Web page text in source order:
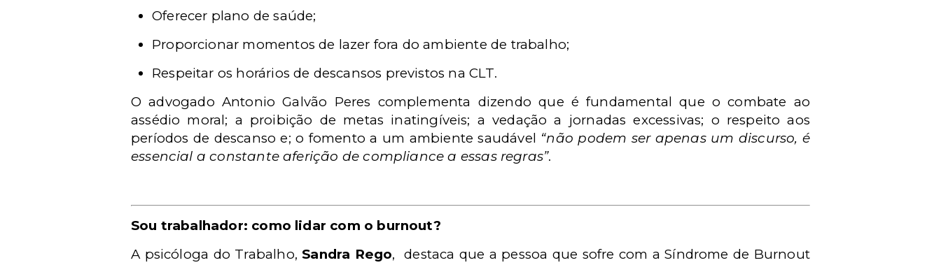
Oferecer plano de saúde;
Proporcionar momentos de lazer fora do ambiente de trabalho;
Respeitar os horários de descansos previstos na CLT.
O advogado Antonio Galvão Peres complementa dizendo que é fundamental que o combate ao
assédio moral; a proibição de metas inatingíveis; a vedação a jornadas excessivas; o respeito aos
períodos de descanso e; o fomento a um ambiente saudável “não podem ser apenas um discurso, é
essencial a constante aferição de compliance a essas regras”.
Sou trabalhador: como lidar com o burnout?
A psicóloga do Trabalho,Sandra Rego, destaca que a pessoa que sofre com a Síndrome de Burnout